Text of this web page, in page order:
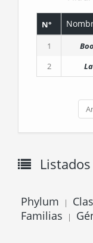
N°
1
2
Phylum |
Familias |